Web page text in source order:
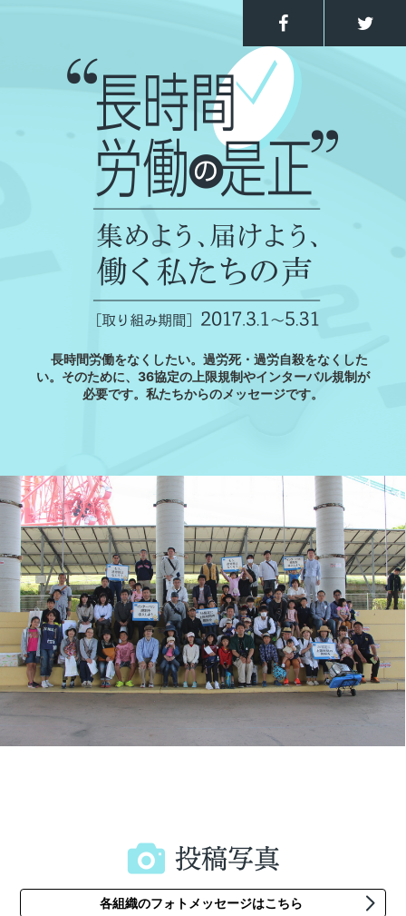
長時間労働をなくしたい。過労死・過労自殺をなくした
い。そのために、36協定の上限規制やインターバル規制が
必要です。私たちからのメッセージです。
各組織のフォトメッセージはこちら